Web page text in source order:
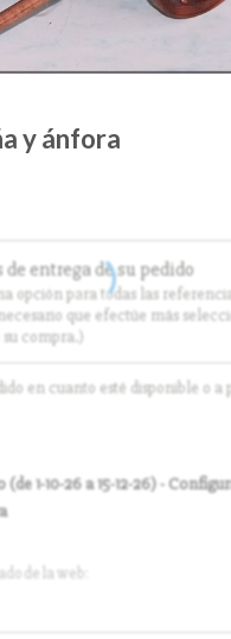
y ánfora
entrega de su pedido
opción para todas las
que efectúe más
compra.)
en cuanto esté disponible o a
(de 1-10-26 a 15-12-26) -
pedido esté disponible (sin
de la web: